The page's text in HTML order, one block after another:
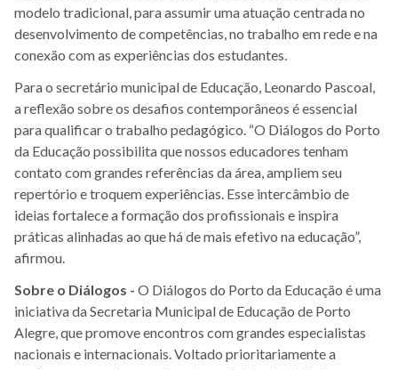
modelo tradicional, para assumir uma atuação centrada no
desenvolvimento de competências, no trabalho em rede e na
conexão com as experiências dos estudantes.
Para o secretário municipal de Educação, Leonardo Pascoal,
a reflexão sobre os desafios contemporâneos é essencial
para qualificar o trabalho pedagógico. “O Diálogos do Porto
da Educação possibilita que nossos educadores tenham
contato com grandes referências da área, ampliem seu
repertório e troquem experiências. Esse intercâmbio de
ideias fortalece a formação dos profissionais e inspira
práticas alinhadas ao que há de mais efetivo na educação”,
afirmou.
Sobre o Diálogos - O Diálogos do Porto da Educação é uma
iniciativa da Secretaria Municipal de Educação de Porto
Alegre, que promove encontros com grandes especialistas
nacionais e internacionais. Voltado prioritariamente a